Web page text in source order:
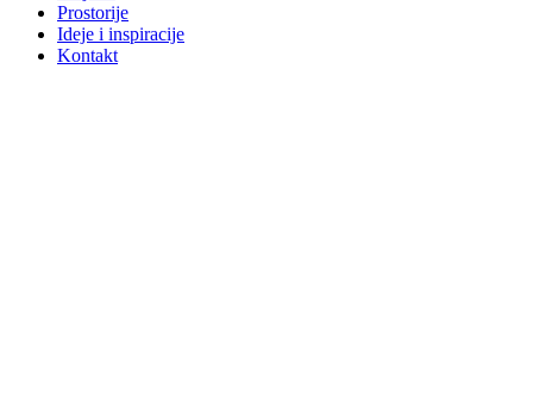
Prostorije
Ideje i inspiracije
Kontakt